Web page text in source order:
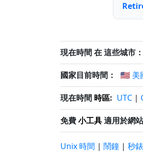
現在時間 在 這些城市：
國家目前時間： 🇺🇸 美
現在時間 時區: UTC |
免費小工具適用於網
Unix 時間 | 鬧鐘 | 秒錶